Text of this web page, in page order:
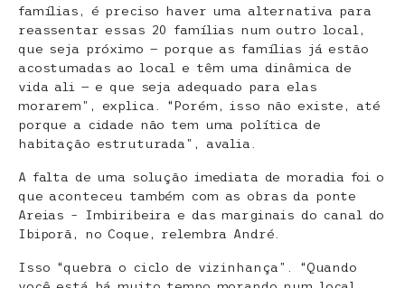
famílias, é preciso haver uma alternativa para
reassentar essas 20 famílias num outro local,
que seja próximo — porque as famílias já estão
acostumadas ao local e têm uma dinâmica de
vida ali — e que seja adequado para elas
morarem”, explica. “Porém, isso não existe, até
porque a cidade não tem uma política de
habitação estruturada”, avalia.
A falta de uma solução imediata de moradia foi o
que aconteceu também com as obras da ponte
Areias – Imbiribeira e das marginais do canal do
Ibiporã, no Coque, relembra André.
Isso “quebra o ciclo de vizinhança”. “Quando